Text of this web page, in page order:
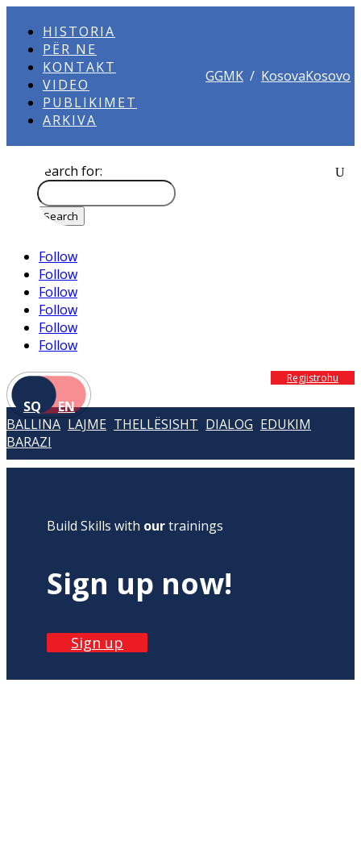
HISTORIA
PËR NE
KONTAKT
VIDEO
PUBLIKIMET
ARKIVA
GGMK / KosovaKosovo
Search for:
Follow
Follow
Follow
Follow
Follow
Follow
SQ EN
Regjistrohu
BALLINA LAJME THELLËSISHT DIALOG EDUKIM
BARAZI
Build Skills with ourtrainings
Sign up now!
Sign up